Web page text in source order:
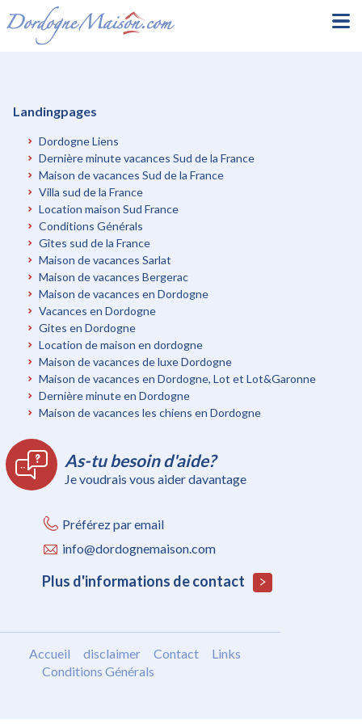
Landingpages
Dordogne Liens
Dernière minute vacances Sud de la France
Maison de vacances Sud de la France
Villa sud de la France
Location maison Sud France
Conditions Générals
Gîtes sud de la France
Maison de vacances Sarlat
Maison de vacances Bergerac
Maison de vacances en Dordogne
Vacances en Dordogne
Gites en Dordogne
Location de maison en dordogne
Maison de vacances de luxe Dordogne
Maison de vacances en Dordogne, Lot et Lot&Garonne
Dernière minute en Dordogne
Maison de vacances les chiens en Dordogne
As-tu besoin d'aide?
Je voudrais vous aider davantage
Préférez par email
info@dordognemaison.com
Plus d'informations de contact
Accueil disclaimer Contact
Links
Conditions Générals